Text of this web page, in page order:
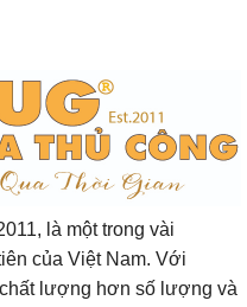
là một trong vài
của Việt Nam. Với
lượng hơn số lượng và